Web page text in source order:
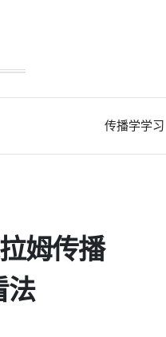
传播学学习
姆传播
法